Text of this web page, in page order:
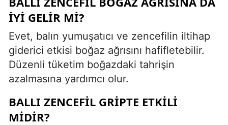
IYI GELIR MI?
Evet, balın yumuşatıcı ve zencefilin iltihap
giderici etkisi boğaz ağrısını hafifletebilir.
Düzenli tüketim boğazdaki tahrişin
azalmasına yardımcı olur.
BALLI ZENCEFIL GRIPTE ETKILI
MIDIR?